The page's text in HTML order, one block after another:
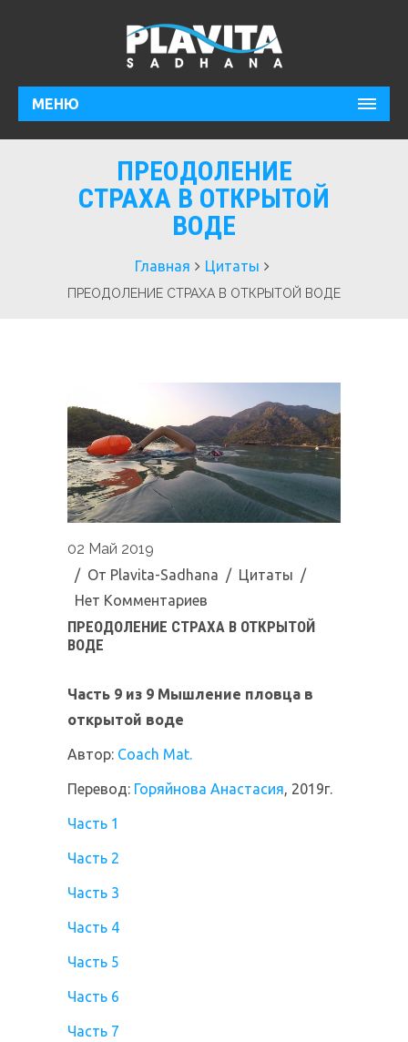
МЕНЮ
ПРЕОДОЛЕНИЕ
СТРАХА В ОТКРЫТОЙ
ВОДЕ
Главная Цитаты
ПРЕОДОЛЕНИЕ СТРАХА В ОТКРЫТОЙ ВОДЕ
02 Май 2019
/ От Plavita-Sadhana / Цитаты /
Нет Комментариев
ПРЕОДОЛЕНИЕ СТРАХА В ОТКРЫТОЙ
ВОДЕ
Часть 9 из 9 Мышление пловца в
открытой воде
Автор: Coach Mat.
Перевод: Горяйнова Анастасия, 2019г.
Часть 1
Часть 2
Часть 3
Часть 4
Часть 5
Часть 6
Часть 7